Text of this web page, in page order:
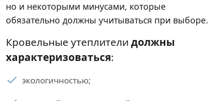
но и некоторыми минусами, которые
обязательно должны учитываться при выборе.
Кровельные утеплители должны
характеризоваться:
экологичностью;